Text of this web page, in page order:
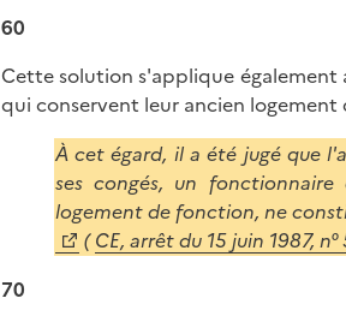
60
Cette solution s'applique
qui conservent leur ancien logement
À cet égard, il a été jugé que
ses congés, un
logement de fonction, ne
(CE, arrêt du 15 juin 1987, n°
70